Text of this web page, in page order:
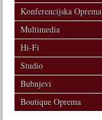
Konferencijska Oprema
Multimedia
Hi-Fi
Studio
Bubnjevi
Boutique Oprema